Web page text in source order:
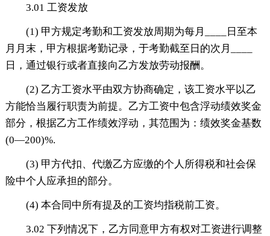
3.01 工资发放
(1) 甲方规定考勤和工资发放周期为每月____日至本
月月末，甲方根据考勤记录，于考勤截至日的次月____
日，通过银行或者直接向乙方发放劳动报酬。
(2) 乙方工资水平由双方协商确定，该工资水平以乙
方能恰当履行职责为前提。乙方工资中包含浮动绩效奖金
部分，根据乙方工作绩效浮动，其范围为：绩效奖金基数
(0—200)%.
(3) 甲方代扣、代缴乙方应缴的个人所得税和社会保
险中个人应承担的部分。
(4) 本合同中所有提及的工资均指税前工资。
3.02 下列情况下，乙方同意甲方有权对工资进行调整